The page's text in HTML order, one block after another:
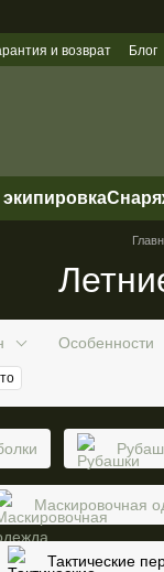
и возврат Блог
экипировка
Особенности
Маскировочная
Тактические